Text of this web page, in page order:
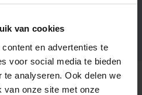
van cookies
en advertenties te
voor social media te bieden
analyseren. Ook delen we
van onze site met onze